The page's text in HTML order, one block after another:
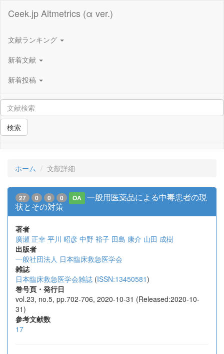
Ceek.jp Altmetrics (α ver.)
文献ランキング
新着文献
新着投稿
検索
ホーム 文献詳細
27 0 0 0 OA
一般用医薬品による中毒患者の現
状とその対策
著者
廣瀬 正幸 平川 昭彦 中野 裕子 田島 康介 山田 成樹
出版者
一般社団法人 日本臨床救急医学会
雑誌
日本臨床救急医学会雑誌 (ISSN:13450581)
巻号頁・発行日
vol.23, no.5, pp.702-706, 2020-10-31 (Released:2020-10-
31)
参考文献数
17